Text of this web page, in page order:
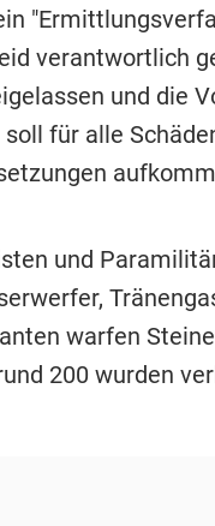
verantwortlich
und die
für alle
und
warfen
200 wurden